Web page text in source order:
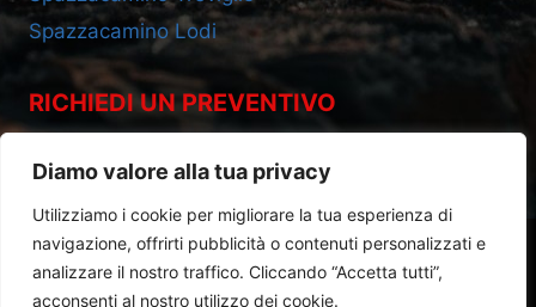
Diamo valore alla tua privacy
Utilizziamo i cookie per migliorare la tua esperienza di
navigazione, offrirti pubblicità o contenuti personalizzati e
analizzare il nostro traffico. Cliccando “Accetta tutti”,
acconsenti al nostro utilizzo dei cookie.
Spazzacamino Lodi
RICHIEDI UN PREVENTIVO
Cell 393.2685695